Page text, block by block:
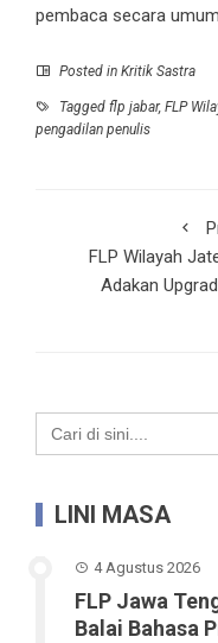
pembaca secara
Posted in Kritik Sastra
Tagged flp jabar, FLP
pengadilan penulis
FLP Wilayah
Adakan
Search
for:
LINI MASA
4 Agustus 2026
FLP Jawa
Balai Bahasa